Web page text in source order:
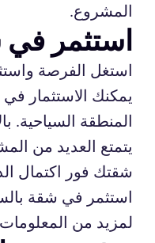
المشروع.
استثمر
استغل الفرصة
يمكنك الاستثمار
المنطقة السياحية.
يتمتع العديد من
شقتك فور اكتمال
استثمر في شقة
لمزيد من